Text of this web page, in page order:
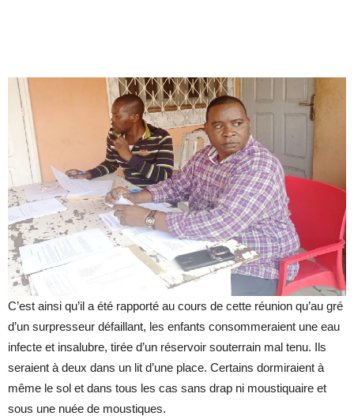
C’est ainsi qu’il a été rapporté au cours de cette réunion qu’au gré
d’un surpresseur défaillant, les enfants consommeraient une eau
infecte et insalubre, tirée d’un réservoir souterrain mal tenu. Ils
seraient à deux dans un lit d’une place. Certains dormiraient à
même le sol et dans tous les cas sans drap ni moustiquaire et
sous une nuée de moustiques.